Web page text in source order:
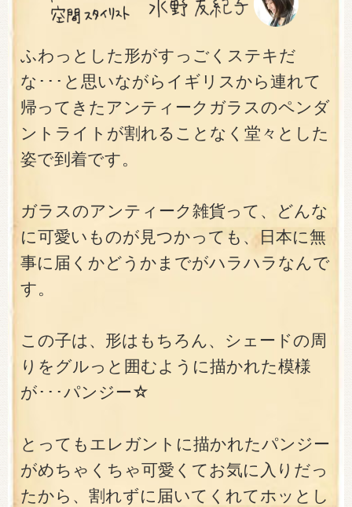
ふわっとした形がすっごくステキだ
な･･･と思いながらイギリスから連れて
帰ってきたアンティークガラスのペンダ
ントライトが割れることなく堂々とした
姿で到着です。
ガラスのアンティーク雑貨って、どんな
に可愛いものが見つかっても、日本に無
事に届くかどうかまでがハラハラなんで
す。
この子は、形はもちろん、シェードの周
りをグルっと囲むように描かれた模様
が･･･パンジー☆
とってもエレガントに描かれたパンジー
がめちゃくちゃ可愛くてお気に入りだっ
たから、割れずに届いてくれてホッとし